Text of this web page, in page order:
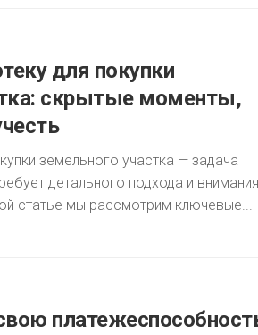
для покупки
скрытые моменты,
земельного участка — задача
детального подхода и
статье мы рассмотрим ключевые...